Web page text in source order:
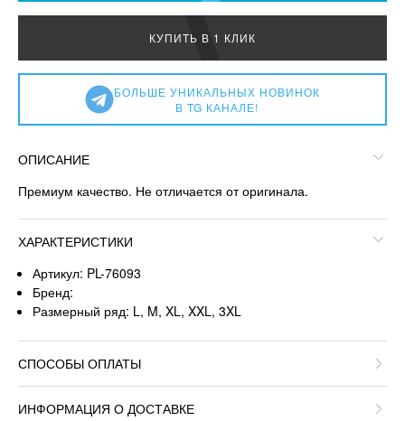
КУПИТЬ В 1 КЛИК
БОЛЬШЕ УНИКАЛЬНЫХ НОВИНОК
В TG КАНАЛЕ!
ОПИСАНИЕ
Премиум качество. Не отличается от оригинала.
ХАРАКТЕРИСТИКИ
Артикул: PL-76093
Бренд:
Размерный ряд: L, M, XL, XXL, 3XL
СПОСОБЫ ОПЛАТЫ
ИНФОРМАЦИЯ О ДОСТАВКЕ